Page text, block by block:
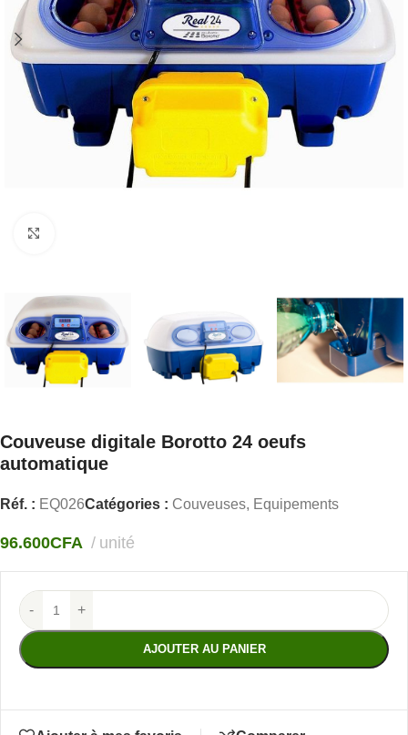
Couveuse digitale Borotto 24 oeufs
automatique
Réf. : EQ026Catégories : Couveuses, Equipements
96.600CFA unité
- +
AJOUTER AU PANIER